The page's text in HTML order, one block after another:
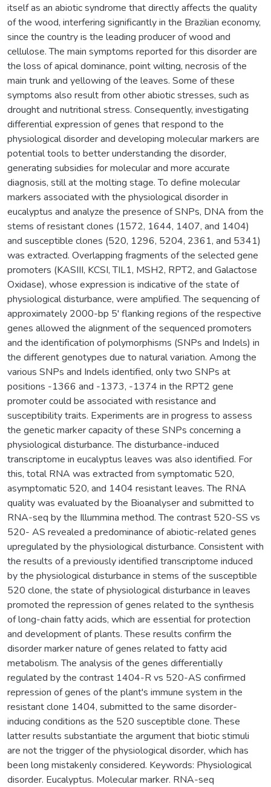
itself as an abiotic syndrome that directly affects the quality
of the wood, interfering significantly in the Brazilian economy,
since the country is the leading producer of wood and
cellulose. The main symptoms reported for this disorder are
the loss of apical dominance, point wilting, necrosis of the
main trunk and yellowing of the leaves. Some of these
symptoms also result from other abiotic stresses, such as
drought and nutritional stress. Consequently, investigating
differential expression of genes that respond to the
physiological disorder and developing molecular markers are
potential tools to better understanding the disorder,
generating subsidies for molecular and more accurate
diagnosis, still at the molting stage. To define molecular
markers associated with the physiological disorder in
eucalyptus and analyze the presence of SNPs, DNA from the
stems of resistant clones (1572, 1644, 1407, and 1404)
and susceptible clones (520, 1296, 5204, 2361, and 5341)
was extracted. Overlapping fragments of the selected gene
promoters (KASIII, KCSI, TIL1, MSH2, RPT2, and Galactose
Oxidase), whose expression is indicative of the state of
physiological disturbance, were amplified. The sequencing of
approximately 2000-bp 5' flanking regions of the respective
genes allowed the alignment of the sequenced promoters
and the identification of polymorphisms (SNPs and Indels) in
the different genotypes due to natural variation. Among the
various SNPs and Indels identified, only two SNPs at
positions -1366 and -1373, -1374 in the RPT2 gene
promoter could be associated with resistance and
susceptibility traits. Experiments are in progress to assess
the genetic marker capacity of these SNPs concerning a
physiological disturbance. The disturbance-induced
transcriptome in eucalyptus leaves was also identified. For
this, total RNA was extracted from symptomatic 520,
asymptomatic 520, and 1404 resistant leaves. The RNA
quality was evaluated by the Bioanalyser and submitted to
RNA-seq by the Illummina method. The contrast 520-SS vs
520- AS revealed a predominance of abiotic-related genes
upregulated by the physiological disturbance. Consistent with
the results of a previously identified transcriptome induced
by the physiological disturbance in stems of the susceptible
520 clone, the state of physiological disturbance in leaves
promoted the repression of genes related to the synthesis
of long-chain fatty acids, which are essential for protection
and development of plants. These results confirm the
disorder marker nature of genes related to fatty acid
metabolism. The analysis of the genes differentially
regulated by the contrast 1404-R vs 520-AS confirmed
repression of genes of the plant's immune system in the
resistant clone 1404, submitted to the same disorder-
inducing conditions as the 520 susceptible clone. These
latter results substantiate the argument that biotic stimuli
are not the trigger of the physiological disorder, which has
been long mistakenly considered. Keywords: Physiological
disorder. Eucalyptus. Molecular marker. RNA-seq